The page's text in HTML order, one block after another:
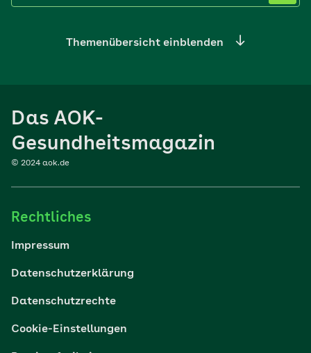
Themenübersicht einblenden
Sport
Reisen
Wohlbefinden
Das AOK-
Gesundheitsmagazin
© 2024 aok.de
Rechtliches
Impressum
Datenschutzerklärung
Datenschutzrechte
Cookie-Einstellungen